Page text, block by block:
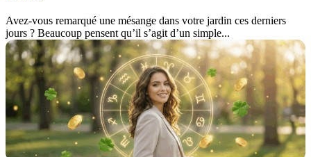
Avez-vous remarqué une mésange dans votre jardin ces derniers
jours ? Beaucoup pensent qu’il s’agit d’un simple...